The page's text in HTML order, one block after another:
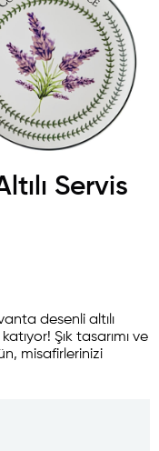
Servis
desenli altılı
Şık tasarımı ve
misafirlerinizi